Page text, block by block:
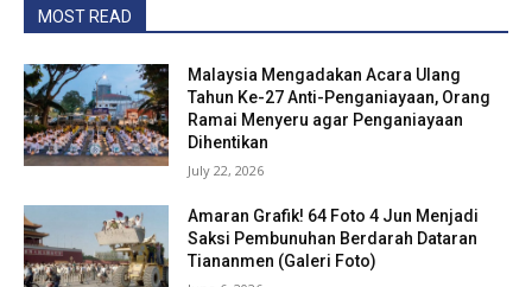
MOST READ
Malaysia Mengadakan Acara Ulang
Tahun Ke-27 Anti-Penganiayaan, Orang
Ramai Menyeru agar Penganiayaan
Dihentikan
July 22, 2026
Amaran Grafik! 64 Foto 4 Jun Menjadi
Saksi Pembunuhan Berdarah Dataran
Tiananmen (Galeri Foto)